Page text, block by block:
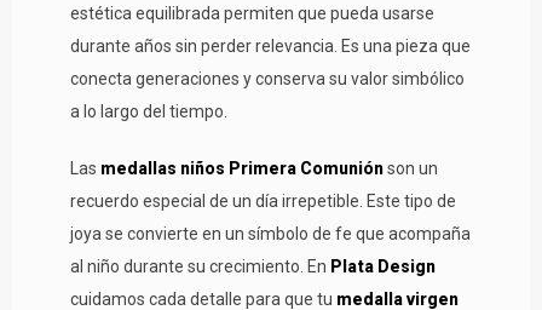
estética equilibrada permiten que pueda usarse
durante años sin perder relevancia. Es una pieza que
conecta generaciones y conserva su valor simbólico
a lo largo del tiempo.
Las medallas niños Primera Comuniónson un
recuerdo especial de un día irrepetible. Este tipo de
joya se convierte en un símbolo de fe que acompaña
al niño durante su crecimiento. En Plata Design
cuidamos cada detalle para que tu medalla virgen